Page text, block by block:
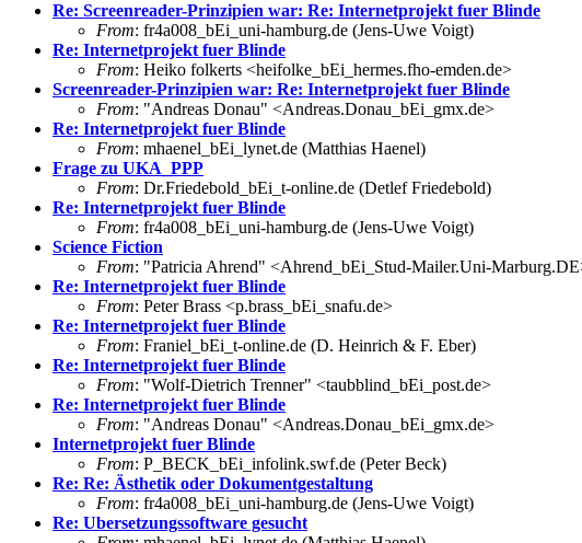
Re: Screenreader-Prinzipien war: Re: Internetprojekt fuer Blinde
From: fr4a008_bEi_uni-hamburg.de (Jens-Uwe Voigt)
Re: Internetprojekt fuer Blinde
From: Heiko folkerts <heifolke_bEi_hermes.fho-emden.de>
Screenreader-Prinzipien war: Re: Internetprojekt fuer Blinde
From: "Andreas Donau" <Andreas.Donau_bEi_gmx.de>
Re: Internetprojekt fuer Blinde
From: mhaenel_bEi_lynet.de (Matthias Haenel)
Frage zu UKA_PPP
From: Dr.Friedebold_bEi_t-online.de (Detlef Friedebold)
Re: Internetprojekt fuer Blinde
From: fr4a008_bEi_uni-hamburg.de (Jens-Uwe Voigt)
Science Fiction
From: "Patricia Ahrend" <Ahrend_bEi_Stud-Mailer.Uni-
Re: Internetprojekt fuer Blinde
From: Peter Brass <p.brass_bEi_snafu.de>
Re: Internetprojekt fuer Blinde
From: Franiel_bEi_t-online.de (D. Heinrich & F. Eber)
Re: Internetprojekt fuer Blinde
From: "Wolf-Dietrich Trenner" <taubblind_bEi_post.de>
Re: Internetprojekt fuer Blinde
From: "Andreas Donau" <Andreas.Donau_bEi_gmx.de>
Internetprojekt fuer Blinde
From: P_BECK_bEi_infolink.swf.de (Peter Beck)
Re: Re: Ästhetik oder Dokumentgestaltung
From: fr4a008_bEi_uni-hamburg.de (Jens-Uwe Voigt)
Re: Ubersetzungssoftware gesucht